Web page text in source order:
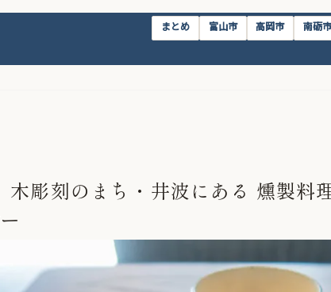
まとめ 富山市 高岡市 南砺
木彫刻のまち・井波にある 燻製料